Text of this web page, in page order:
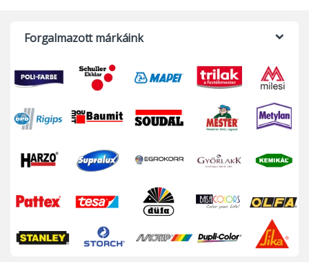
Forgalmazott márkáink